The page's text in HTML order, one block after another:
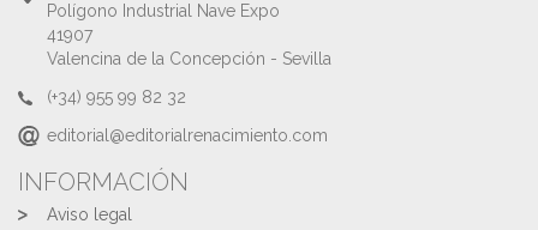
Polígono Industrial Nave Expo
41907
Valencina de la Concepción - Sevilla
(+34) 955 99 82 32
editorial@editorialrenacimiento.com
INFORMACIÓN
Aviso legal